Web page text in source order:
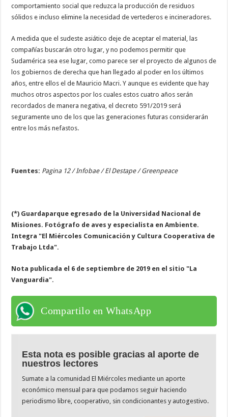
comportamiento social que reduzca la producción de residuos
sólidos e incluso elimine la necesidad de vertederos e incineradores.
A medida que el sudeste asiático deje de aceptar el material, las
compañías buscarán otro lugar, y no podemos permitir que
Sudamérica sea ese lugar, como parece ser el proyecto de algunos de
los gobiernos de derecha que han llegado al poder en los últimos
años, entre ellos el de Mauricio Macri. Y aunque es evidente que hay
muchos otros aspectos por los cuales estos cuatro años serán
recordados de manera negativa, el decreto 591/2019 será
seguramente uno de los que las generaciones futuras considerarán
entre los más nefastos.
Fuentes: Pagina 12 / Infobae / El Destape / Greenpeace
(*) Guardaparque egresado de la Universidad Nacional de
Misiones. Fotógrafo de aves y especialista en Ambiente.
Integra "El Miércoles Comunicación y Cultura Cooperativa de
Trabajo Ltda".
Nota publicada el 6 de septiembre de 2019 en el sitio "La
Vanguardia".
Compartilo en WhatsApp
Esta nota es posible gracias al aporte de
nuestros lectores
Sumate a la comunidad El Miércoles mediante un aporte
económico mensual para que podamos seguir haciendo
periodismo libre, cooperativo, sin condicionantes y autogestivo.